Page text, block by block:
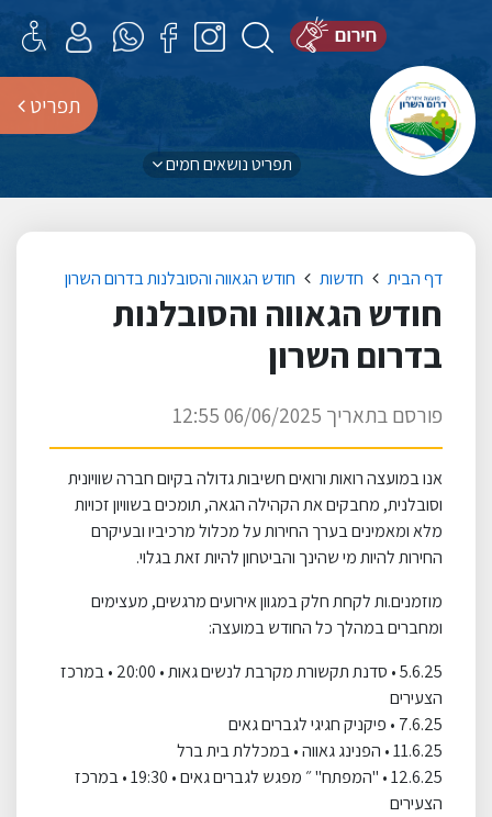
תפריט נושאים חמים
תפריט
דף הבית חדשות חודש הגאווה והסובלנות בדרום השרון
חודש הגאווה והסובלנות
בדרום השרון
פורסם בתאריך 06/06/2025 12:55
אנו במועצה רואות ורואים חשיבות גדולה בקיום חברה שוויונית
וסובלנית, מחבקים את הקהילה הגאה, תומכים בשוויון זכויות
מלא ומאמינים בערך החירות על מכלול מרכיביו ובעיקרם
החירות להיות מי שהינך והביטחון להיות זאת בגלוי.
מוזמנים.ות לקחת חלק במגוון אירועים מרגשים, מעצימים
ומחברים במהלך כל החודש במועצה:
5.6.25 • סדנת תקשורת מקרבת לנשים גאות • 20:00 • במרכז
הצעירים
7.6.25 • פיקניק חגיגי לגברים גאים
11.6.25 • הפנינג גאווה • במכללת בית ברל
12.6.25 • "המפתח" ״ מפגש לגברים גאים • 19:30 • במרכז
הצעירים